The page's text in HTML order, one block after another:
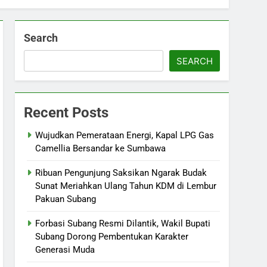
Search
SEARCH
Recent Posts
Wujudkan Pemerataan Energi, Kapal LPG Gas
Camellia Bersandar ke Sumbawa
Ribuan Pengunjung Saksikan Ngarak Budak
Sunat Meriahkan Ulang Tahun KDM di Lembur
Pakuan Subang
‎Forbasi Subang Resmi Dilantik, Wakil Bupati
Subang Dorong Pembentukan Karakter
Generasi Muda